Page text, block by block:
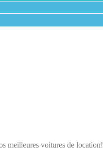
meilleures voitures de location!